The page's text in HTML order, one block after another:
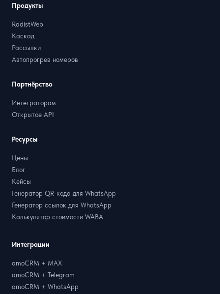
Интеграции
amoCRM + MAX
amoCRM + Telegram
amoCRM + WhatsApp
Продукты
RadistWeb
Каскад
Рассылки
Автопрогрев номеров
Партнёрство
Интеграторам
Открытое API
Ресурсы
Цены
Блог
Кейсы
Генератор QR-кода для WhatsApp
Генератор ссылок для WhatsApp
Калькулятор стоимости WABA